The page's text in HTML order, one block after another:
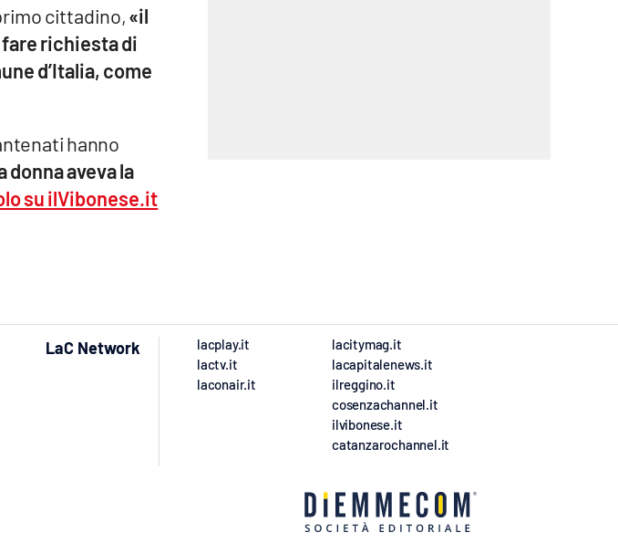
cittadino,«il
richiesta di
d’Italia, come
hanno
donna aveva la
su ilVibonese.it
LaC Network
lacplay.it
lactv.it
laconair.it
lacitymag.it
lacapitalenews.it
ilreggino.it
cosenzachannel.it
ilvibonese.it
catanzarochannel.it